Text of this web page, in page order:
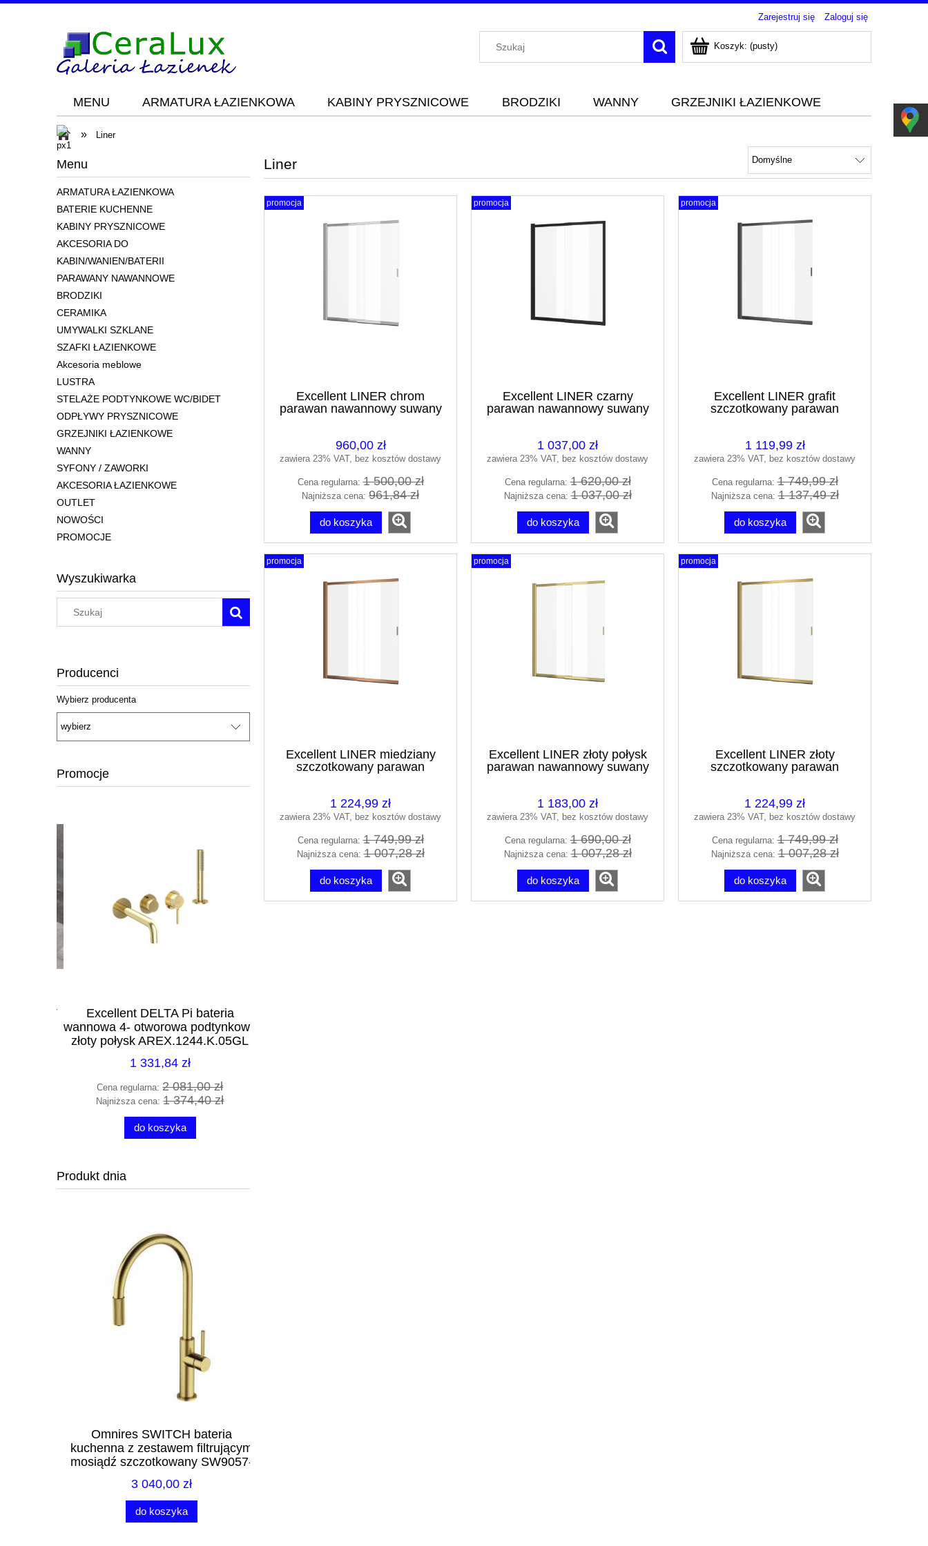
Zarejestruj się Zaloguj się
Koszyk: (pusty)
MENU ARMATURA ŁAZIENKOWA KABINY PRYSZNICOWE BRODZIKI WANNY GRZEJNIKI ŁAZIENKOWE
Blog
» Liner
Menu
ARMATURA ŁAZIENKOWA
BATERIE KUCHENNE
KABINY PRYSZNICOWE
AKCESORIA DO
KABIN/WANIEN/BATERII
PARAWANY NAWANNOWE
BRODZIKI
CERAMIKA
UMYWALKI SZKLANE
SZAFKI ŁAZIENKOWE
Akcesoria meblowe
LUSTRA
STELAŻE PODTYNKOWE WC/BIDET
ODPŁYWY PRYSZNICOWE
GRZEJNIKI ŁAZIENKOWE
WANNY
SYFONY / ZAWORKI
AKCESORIA ŁAZIENKOWE
OUTLET
NOWOŚCI
PROMOCJE
Wyszukiwarka
Producenci
Wybierz producenta
Promocje
Excellent DELTA Pi bateria
wannowa 4- otworowa podtynkowa
złoty połysk AREX.1244.K.05GL
1 331,84 zł
Cena regularna:2 081,00 zł
Najniższa cena:1 374,40 zł
do koszyka
Produkt dnia
Omnires SWITCH bateria
kuchenna z zestawem filtrującym
mosiądź szczotkowany SW9057-
3 040,00 zł
do koszyka
Liner
Excellent LINER chrom
parawan nawannowy suwany
960,00 zł
zawiera 23% VAT, bez kosztów dostawy
Cena regularna:1 500,00 zł
Najniższa cena: 961,84 zł
do koszyka
promocja
Excellent LINER czarny
parawan nawannowy suwany
1 037,00 zł
zawiera 23% VAT, bez kosztów dostawy
Cena regularna:1 620,00 zł
Najniższa cena:1 037,00 zł
do koszyka
promocja
Excellent LINER grafit
szczotkowany parawan
1 119,99 zł
zawiera 23% VAT, bez kosztów dostawy
Cena regularna:1 749,99 zł
Najniższa cena:1 137,49 zł
do koszyka
promocja
Excellent LINER miedziany
szczotkowany parawan
1 224,99 zł
zawiera 23% VAT, bez kosztów dostawy
Cena regularna:1 749,99 zł
Najniższa cena:1 007,28 zł
do koszyka
promocja
Excellent LINER złoty połysk
parawan nawannowy suwany
1 183,00 zł
zawiera 23% VAT, bez kosztów dostawy
Cena regularna:1 690,00 zł
Najniższa cena:1 007,28 zł
do koszyka
promocja
Excellent LINER złoty
szczotkowany parawan
1 224,99 zł
zawiera 23% VAT, bez kosztów dostawy
Cena regularna:1 749,99 zł
Najniższa cena:1 007,28 zł
do koszyka
promocja